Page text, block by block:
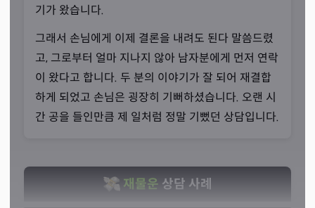
선생님께서는 타로 공부와 리딩 성장에 대한 숨길 수 없는
갈증을 갖고 계셨습니다. 처음에 상담을 시작하며 잘 한다
는 말도 듣고 칭찬도 받다 보면 으쓱해지고 자신감도 생기
지만, 하면 할 수록 오묘하고 부족함을 느끼게 되는 것이 타
로 리딩이라고 하셨죠.
기가 왔습니다.
그래서 손님에게 이제 결론을 내려도 된다 말씀드렸
고, 그로부터 얼마 지나지 않아 남자분에게 먼저 연락
이 왔다고 합니다. 두 분의 이야기가 잘 되어 재결합
하게 되었고 손님은 굉장히 기뻐하셨습니다. 오랜 시
간 공을 들인만큼 제 일처럼 정말 기뻤던 상담입니다.
재물운 상담 사례